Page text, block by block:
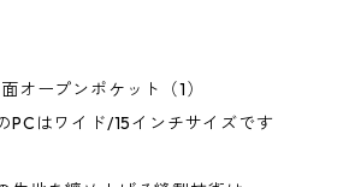
オープンポケット（1）
はワイド/15インチサイズです